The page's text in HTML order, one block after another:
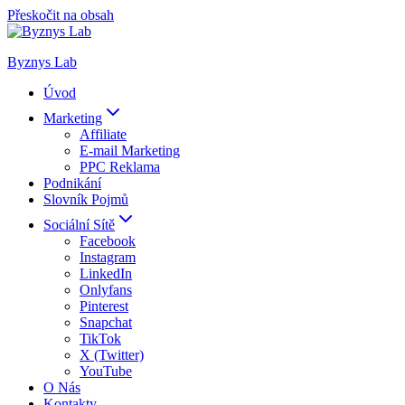
Přeskočit na obsah
Byznys Lab
Úvod
Marketing
Affiliate
E-mail Marketing
PPC Reklama
Podnikání
Slovník Pojmů
Sociální Sítě
Facebook
Instagram
LinkedIn
Onlyfans
Pinterest
Snapchat
TikTok
X (Twitter)
YouTube
O Nás